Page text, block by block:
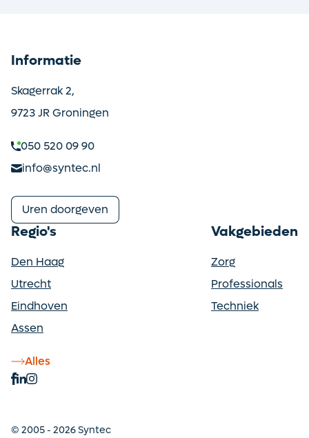
Informatie
Skagerrak 2,
9723 JR Groningen
050 520 09 90
info@syntec.nl
Uren doorgeven
Regio's
Den Haag
Utrecht
Eindhoven
Assen
Alles
Vakgebieden
Zorg
Professionals
Techniek
© 2005 - 2026 Syntec